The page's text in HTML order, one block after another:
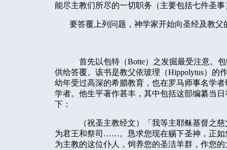
能尽主教们所尽的一切职务（主要包括七件圣
要答覆上列问题，神学家开始向圣经及教父
首先以包特（Botte）之发掘最受注意。
供给答覆。该书是教父依玻理（Hippolytus）的
幼年受过高深的希腊教育，也在罗马师事名学
学者。他生平著作甚丰，其中包括这部编纂当
下：
（祝圣主教经文）「我等主耶稣基督
为君王和祭司……。恳求您现在赐下圣神，正如
为主教的这位仆人，饲养您的圣洁羊群，作您